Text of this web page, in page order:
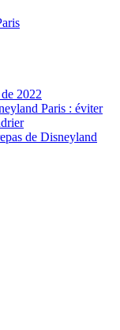
2022
Paris : éviter
de Disneyland